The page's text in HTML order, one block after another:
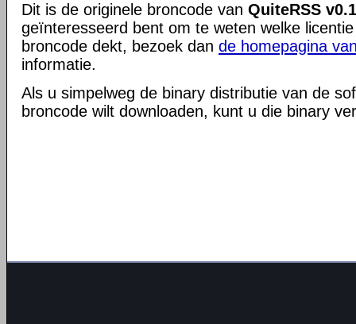
Dit is de originele broncode van QuiteRSS
geïnteresseerd bent om te weten welke
broncode dekt, bezoek dan de homepagina
informatie.
Als u simpelweg de binary distributie van de
broncode wilt downloaden, kunt u die binary